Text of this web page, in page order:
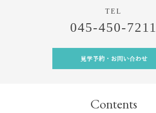
045-450-7211
見学予約・お問い合わせ
Contents